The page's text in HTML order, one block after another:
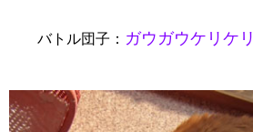
バトル団子： ガウガウケリケリ